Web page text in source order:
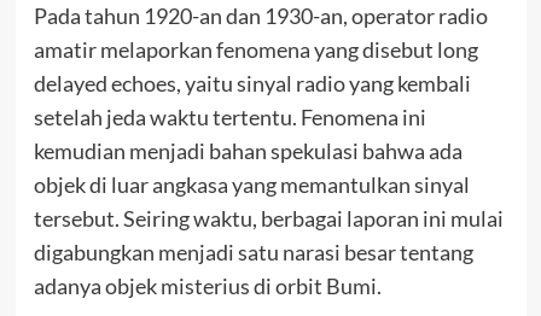
Pada tahun 1920-an dan 1930-an, operator radio
amatir melaporkan fenomena yang disebut long
delayed echoes, yaitu sinyal radio yang kembali
setelah jeda waktu tertentu. Fenomena ini
kemudian menjadi bahan spekulasi bahwa ada
objek di luar angkasa yang memantulkan sinyal
tersebut. Seiring waktu, berbagai laporan ini mulai
digabungkan menjadi satu narasi besar tentang
adanya objek misterius di orbit Bumi.